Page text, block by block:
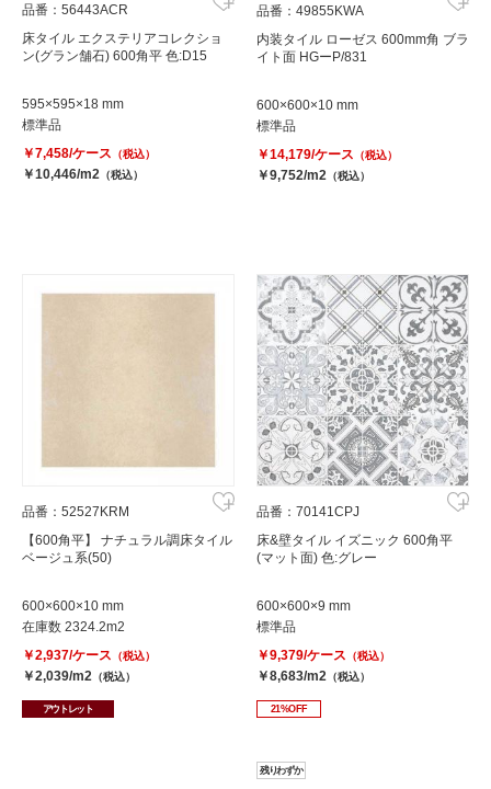
品番：56443ACR
床タイル エクステリアコレクショ
ン(グラン舗石) 600角平 色:D15
595×595×18 mm
標準品
￥7,458/ケース （税込）
￥10,446/m2 （税込）
品番：49855KWA
内装タイル ローゼス 600mm角 ブラ
イト面 HGーP/831
600×600×10 mm
標準品
￥14,179/ケース （税込）
￥9,752/m2 （税込）
品番：52527KRM
【600角平】 ナチュラル調床タイル
ベージュ系(50)
600×600×10 mm
在庫数 2324.2m2
￥2,937/ケース （税込）
￥2,039/m2 （税込）
アウトレット
品番：70141CPJ
床&壁タイル イズニック 600角平
(マット面) 色:グレー
600×600×9 mm
標準品
￥9,379/ケース （税込）
￥8,683/m2 （税込）
21%OFF
残りわずか